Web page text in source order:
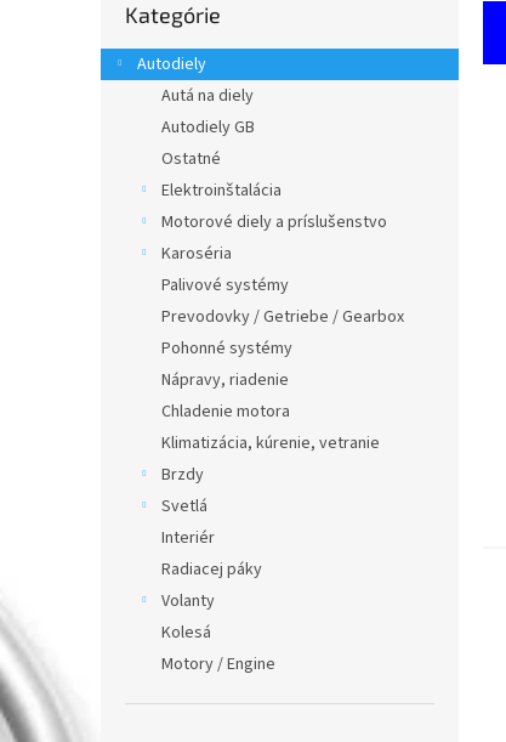
ý
p
kategórie
Kategórie
Autodiely
Autá na diely
Autodiely GB
Ostatné
Elektroinštalácia
Motorové diely a príslušenstvo
Karoséria
Palivové systémy
Prevodovky / Getriebe / Gearbox
Pohonné systémy
Nápravy, riadenie
Chladenie motora
Klimatizácia, kúrenie, vetranie
Brzdy
Svetlá
Interiér
Radiacej páky
Volanty
Kolesá
Motory / Engine